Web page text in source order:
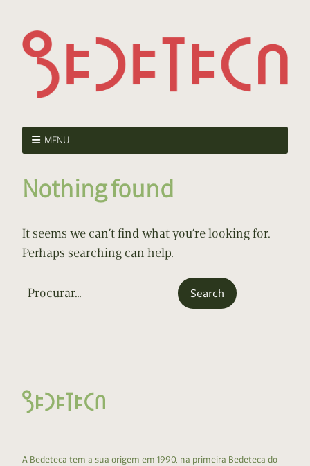
MENU
Nothing found
It seems we can’t find what you’re looking for.
Perhaps searching can help.
A Bedeteca tem a sua origem em 1990, na primeira Bedeteca do